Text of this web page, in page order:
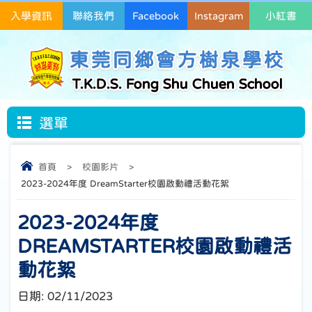
東莞同鄉會方樹泉學校
T.K.D.S. Fong Shu Chuen School
入學資訊 聯絡我們 Facebook Instagram 小紅書
選單
首頁 > 校園影片
>
2023-2024年度 DreamStarter校園啟動禮活動花絮
2023-2024年度
DREAMSTARTER校園啟動禮活
動花絮
日期: 02/11/2023